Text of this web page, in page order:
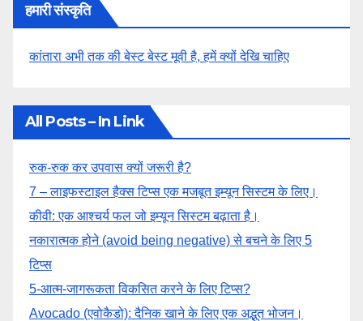
हमारी संस्कृति
कांतारा अभी तक की बेस्ट बेस्ट मूवी है, हमें क्यों देखि चाहिए
All Posts – In Link
रुक-रुक कर उपवास क्यों जरूरी है?
7 – लाइफस्टाइल हैक्स टिप्स एक मजबूत इम्यून सिस्टम के लिए।
कीवी: एक आश्चर्य फल जो इम्यून सिस्टम बढ़ाता है।
नकारात्मक होने (avoid being negative) से बचने के लिए 5
टिप्स
5-आत्म-जागरूकता विकसित करने के लिए टिप्स?
Avocado (एवोकैडो): दैनिक खाने के लिए एक अद्भुत भोजन।